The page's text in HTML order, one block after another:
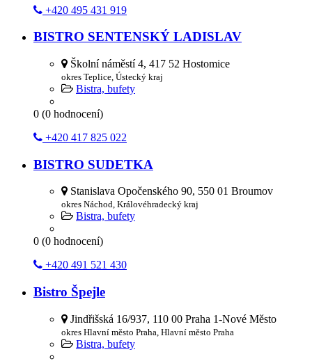
+420 495 431 919
BISTRO SENTENSKÝ LADISLAV
Školní náměstí 4, 417 52 Hostomice
okres Teplice, Ústecký kraj
Bistra, bufety
0 (0 hodnocení)
+420 417 825 022
BISTRO SUDETKA
Stanislava Opočenského 90, 550 01 Broumov
okres Náchod, Královéhradecký kraj
Bistra, bufety
0 (0 hodnocení)
+420 491 521 430
Bistro Špejle
Jindřišská 16/937, 110 00 Praha 1-Nové Město
okres Hlavní město Praha, Hlavní město Praha
Bistra, bufety